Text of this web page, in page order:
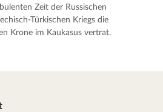
Zeit der Russischen
Türkischen Kriegs die
Krone im Kaukasus vertrat.